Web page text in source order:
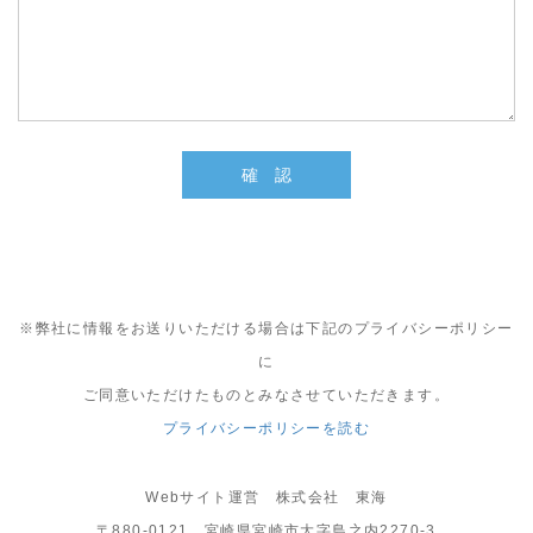
※弊社に情報をお送りいただける場合は下記のプライバシーポリシー
に
ご同意いただけたものとみなさせていただきます。
プライバシーポリシーを読む
Webサイト運営 株式会社 東海